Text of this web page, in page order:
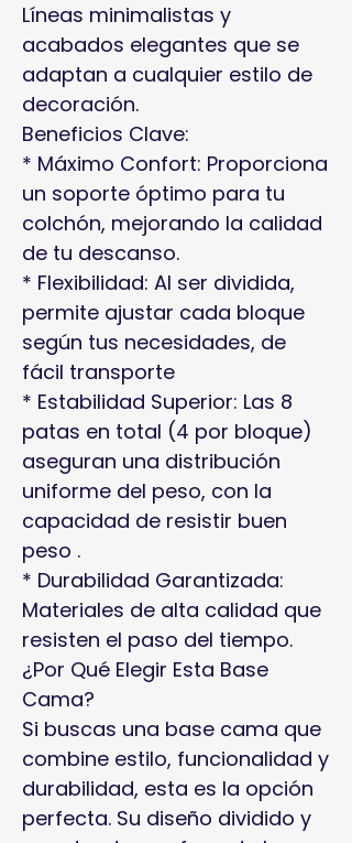
Líneas minimalistas y
acabados elegantes que se
adaptan a cualquier estilo de
decoración.
Beneficios Clave:
* Máximo Confort: Proporciona
un soporte óptimo para tu
colchón, mejorando la calidad
de tu descanso.
* Flexibilidad: Al ser dividida,
permite ajustar cada bloque
según tus necesidades, de
fácil transporte
* Estabilidad Superior: Las 8
patas en total (4 por bloque)
aseguran una distribución
uniforme del peso, con la
capacidad de resistir buen
peso .
* Durabilidad Garantizada:
Materiales de alta calidad que
resisten el paso del tiempo.
¿Por Qué Elegir Esta Base
Cama?
Si buscas una base cama que
combine estilo, funcionalidad y
durabilidad, esta es la opción
perfecta. Su diseño dividido y